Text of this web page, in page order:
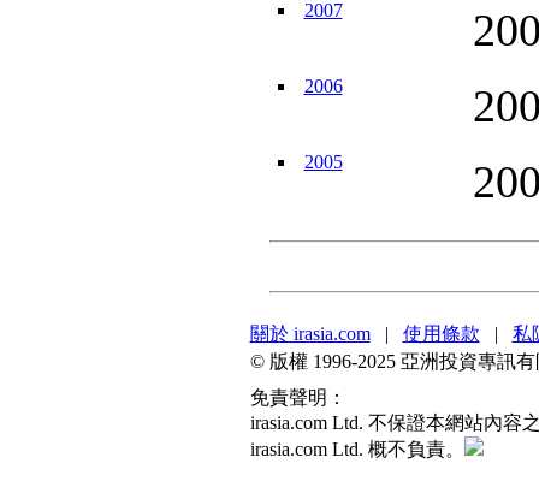
2007
2006
2005
關於 irasia.com| 使用條款 | 私
© 版權 1996-2025 亞洲投資專訊
免責聲明：
irasia.com Ltd. 不保證本網站內
irasia.com Ltd. 概不負責。